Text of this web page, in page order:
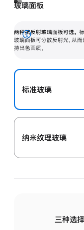
玻璃面板
两种抗反射玻璃面板可选。
玻璃面板可分散反射光，从
持出色画质。
展
开
标准玻璃
纳米纹理玻璃
三种选